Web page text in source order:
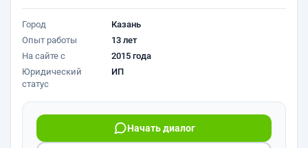
Город
Казань
Опыт работы
13 лет
На сайте с
2015 года
Юридический
статус
ИП
Начать диалог